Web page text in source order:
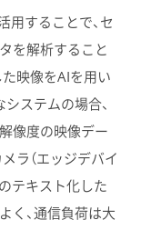
用することで、セ
を解析すること
映像をAIを用い
ステムの場合、
像度の映像デー
ラ（エッジデバイ
テキスト化した
く、通信負荷は大